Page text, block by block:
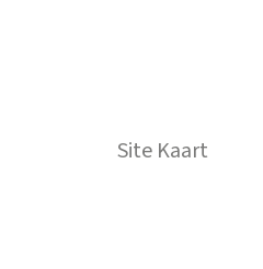
Site Kaart